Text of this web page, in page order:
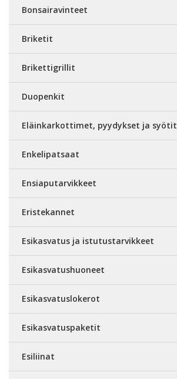
Bonsairavinteet
Briketit
Brikettigrillit
Duopenkit
Eläinkarkottimet, pyydykset ja syötit
Enkelipatsaat
Ensiaputarvikkeet
Eristekannet
Esikasvatus ja istutustarvikkeet
Esikasvatushuoneet
Esikasvatuslokerot
Esikasvatuspaketit
Esiliinat